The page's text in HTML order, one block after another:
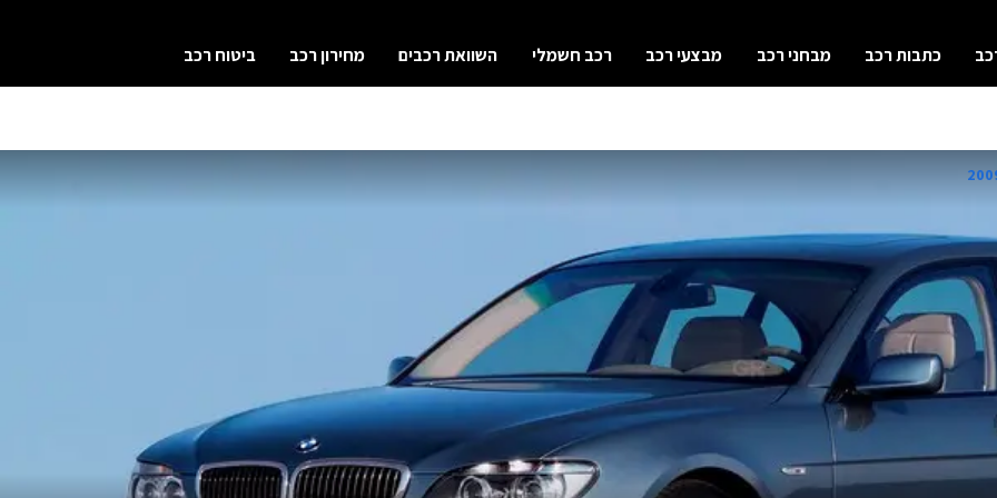
כתבות רכב מבחני רכב מבצעי רכב רכב חשמלי השוואת רכבים מחירון רכב ביטוח רכב